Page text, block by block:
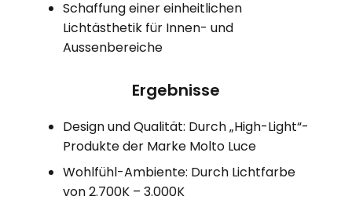
Schaffung einer einheitlichen
Lichtästhetik für Innen- und
Aussenbereiche
Ergebnisse
Design und Qualität: Durch „High-Light“-
Produkte der Marke Molto Luce
Wohlfühl-Ambiente: Durch Lichtfarbe
von 2.700K – 3.000K